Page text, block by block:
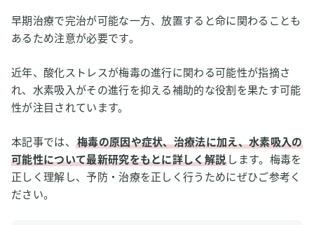
早期治療で完治が可能な一方、放置すると命に関わることも
あるため注意が必要です。
近年、酸化ストレスが梅毒の進行に関わる可能性が指摘さ
れ、水素吸入がその進行を抑える補助的な役割を果たす可能
性が注目されています。
本記事では、
梅毒の原因や症状、治療法に加え、水素吸入の
可能性について最新研究をもとに詳しく解説 します。梅毒を
正しく理解し、予防・治療を正しく行うためにぜひご参考く
ださい。